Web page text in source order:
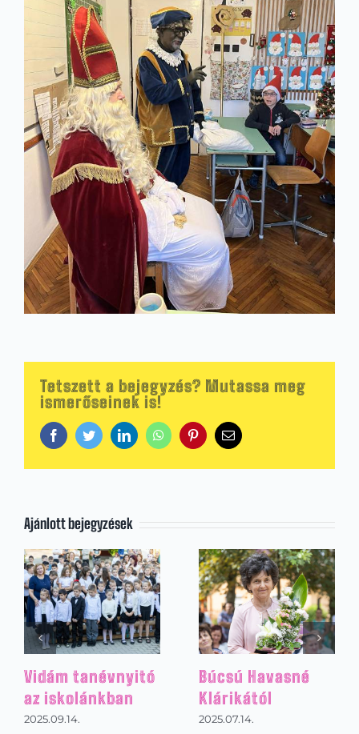
Tetszett a bejegyzés? Mutassa meg
ismerőseinek is!
FacebookTwitterLinkedInWhatsAppPinterestEmail:
Ajánlott bejegyzések
Karácsonyi műsor
2026.01.03.
Október 6.
ünnepség
2025.10.10.